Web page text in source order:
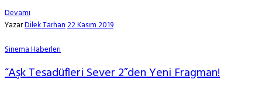
Devamı
YazarDilek Tarhan22 Kasım 2019
Sinema Haberleri
“Aşk Tesadüfleri Sever 2”den Yeni Fragman!